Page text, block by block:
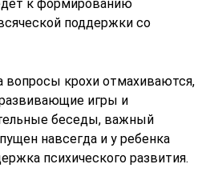
к формированию
поддержки со
вопросы крохи отмахиваются,
игры и
беседы, важный
навсегда и у ребенка
психического развития.